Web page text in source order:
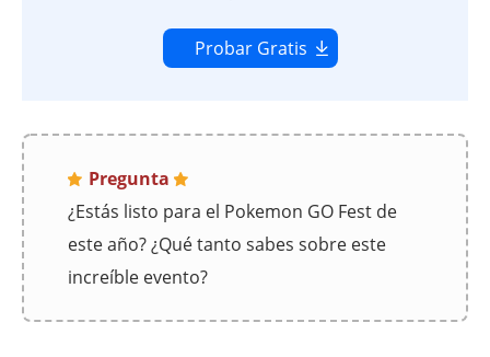
Probar Gratis
Pregunta
¿Estás listo para el Pokemon GO Fest de
este año? ¿Qué tanto sabes sobre este
increíble evento?